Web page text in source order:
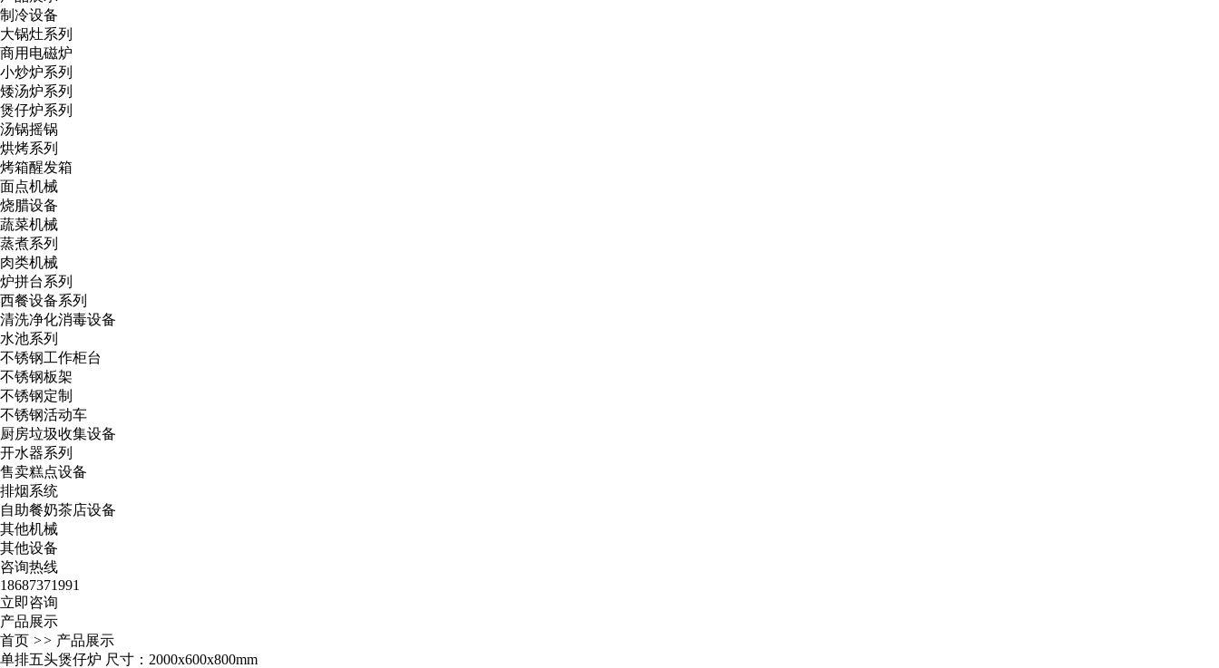
制冷设备
大锅灶系列
商用电磁炉
小炒炉系列
矮汤炉系列
煲仔炉系列
汤锅摇锅
烘烤系列
烤箱醒发箱
面点机械
烧腊设备
蔬菜机械
蒸煮系列
肉类机械
炉拼台系列
西餐设备系列
清洗净化消毒设备
水池系列
不锈钢工作柜台
不锈钢板架
不锈钢定制
不锈钢活动车
厨房垃圾收集设备
开水器系列
售卖糕点设备
排烟系统
自助餐奶茶店设备
其他机械
其他设备
咨询热线
18687371991
立即咨询
产品展示
首页 >> 产品展示
单排五头煲仔炉 尺寸：2000x600x800mm